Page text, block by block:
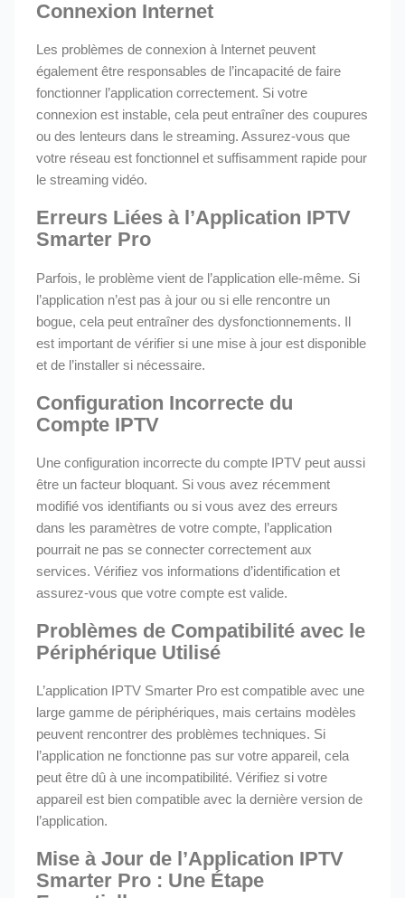
Connexion Internet
Les problèmes de connexion à Internet peuvent
également être responsables de l’incapacité de faire
fonctionner l’application correctement. Si votre
connexion est instable, cela peut entraîner des coupures
ou des lenteurs dans le streaming. Assurez-vous que
votre réseau est fonctionnel et suffisamment rapide pour
le streaming vidéo.
Erreurs Liées à l’Application IPTV
Smarter Pro
Parfois, le problème vient de l’application elle-même. Si
l’application n’est pas à jour ou si elle rencontre un
bogue, cela peut entraîner des dysfonctionnements. Il
est important de vérifier si une mise à jour est disponible
et de l’installer si nécessaire.
Configuration Incorrecte du
Compte IPTV
Une configuration incorrecte du compte IPTV peut aussi
être un facteur bloquant. Si vous avez récemment
modifié vos identifiants ou si vous avez des erreurs
dans les paramètres de votre compte, l’application
pourrait ne pas se connecter correctement aux
services. Vérifiez vos informations d’identification et
assurez-vous que votre compte est valide.
Problèmes de Compatibilité avec le
Périphérique Utilisé
L’application IPTV Smarter Pro est compatible avec une
large gamme de périphériques, mais certains modèles
peuvent rencontrer des problèmes techniques. Si
l’application ne fonctionne pas sur votre appareil, cela
peut être dû à une incompatibilité. Vérifiez si votre
appareil est bien compatible avec la dernière version de
l’application.
Mise à Jour de l’Application IPTV
Smarter Pro : Une Étape